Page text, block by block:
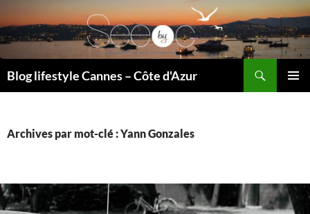
Blog lifestyle Cannes – Côte d'Azur
Archives par mot-clé : Yann Gonzales